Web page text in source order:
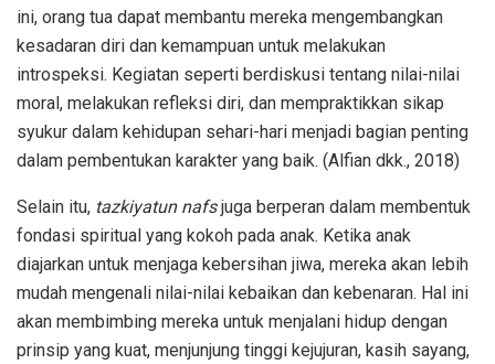
ini, orang tua dapat membantu mereka mengembangkan
kesadaran diri dan kemampuan untuk melakukan
introspeksi. Kegiatan seperti berdiskusi tentang nilai-nilai
moral, melakukan refleksi diri, dan mempraktikkan sikap
syukur dalam kehidupan sehari-hari menjadi bagian penting
dalam pembentukan karakter yang baik. (Alfian dkk., 2018)
Selain itu, tazkiyatun nafsjuga berperan dalam membentuk
fondasi spiritual yang kokoh pada anak. Ketika anak
diajarkan untuk menjaga kebersihan jiwa, mereka akan lebih
mudah mengenali nilai-nilai kebaikan dan kebenaran. Hal ini
akan membimbing mereka untuk menjalani hidup dengan
prinsip yang kuat, menjunjung tinggi kejujuran, kasih sayang,